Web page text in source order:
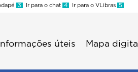
3 Ir para o chat 4 Ir para o VLibras 5
Informações úteis Mapa digital